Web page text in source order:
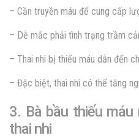
– Cần truyền máu để cung cấp
– Dễ mắc phải tình trạng trầm
– Thai nhi bị thiếu máu dẫn đến
– Đặc biệt, thai nhi có thể tăng
3. Bà bầu thiếu
thai nhi